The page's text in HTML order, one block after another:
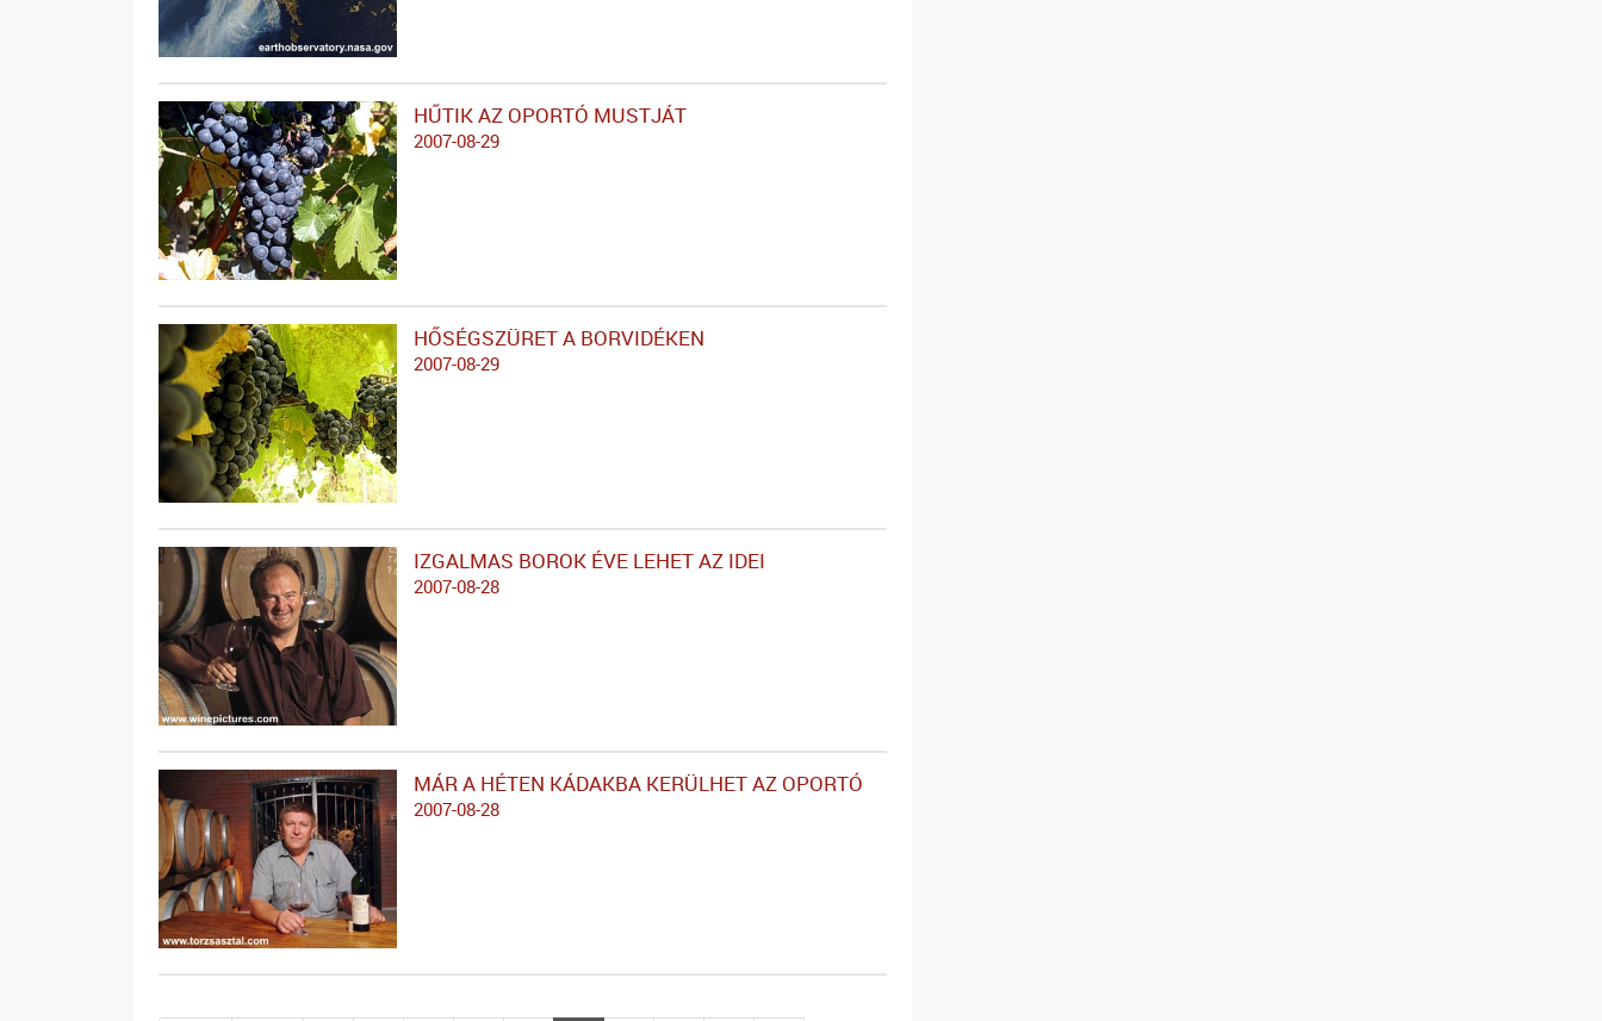
HŰTIK AZ OPORTÓ MUSTJÁT
2007-08-29
HŐSÉGSZÜRET A BORVIDÉKEN
2007-08-29
IZGALMAS BOROK ÉVE LEHET AZ IDEI
2007-08-28
MÁR A HÉTEN KÁDAKBA KERÜLHET AZ OPORTÓ
2007-08-28